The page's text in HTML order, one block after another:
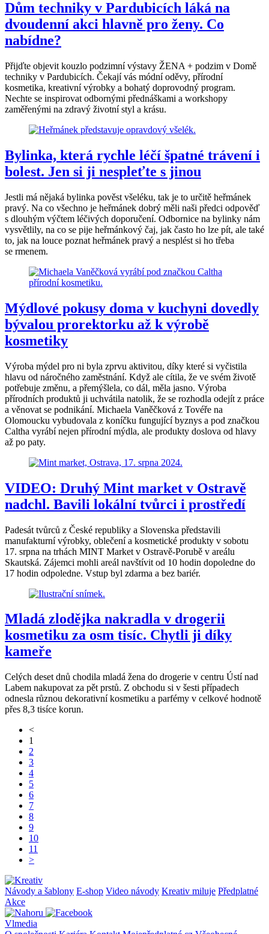
Dům techniky v Pardubicích láká na
dvoudenní akci hlavně pro ženy. Co
nabídne?
Přijďte objevit kouzlo podzimní výstavy ŽENA + podzim v Domě
techniky v Pardubicích. Čekají vás módní oděvy, přírodní
kosmetika, kreativní výrobky a bohatý doprovodný program.
Nechte se inspirovat odbornými přednáškami a workshopy
zaměřenými na zdravý životní styl a krásu.
Bylinka, která rychle léčí špatné trávení i
bolest. Jen si ji nespleťte s jinou
Jestli má nějaká bylinka pověst všeléku, tak je to určitě heřmánek
pravý. Na co všechno je heřmánek dobrý měli naši předci odpověď
s dlouhým výčtem léčivých doporučení. Odbornice na bylinky nám
vysvětlily, na co se pije heřmánkový čaj, jak často ho lze pít, ale také
to, jak na louce poznat heřmánek pravý a nesplést si ho třeba
se rmenem.
Mýdlové pokusy doma v kuchyni dovedly
bývalou prorektorku až k výrobě
kosmetiky
Výroba mýdel pro ni byla zprvu aktivitou, díky které si vyčistila
hlavu od náročného zaměstnání. Když ale cítila, že ve svém životě
potřebuje změnu, a přemýšlela, co dál, měla jasno. Výroba
přírodních produktů ji uchvátila natolik, že se rozhodla odejít z práce
a věnovat se podnikání. Michaela Vaněčková z Tovéře na
Olomoucku vybudovala z koníčku fungující byznys a pod značkou
Caltha vyrábí nejen přírodní mýdla, ale produkty doslova od hlavy
až po paty.
VIDEO: Druhý Mint market v Ostravě
nadchl. Bavili lokální tvůrci i prostředí
Padesát tvůrců z České republiky a Slovenska představili
manufakturní výrobky, oblečení a kosmetické produkty v sobotu
17. srpna na trhách MINT Market v Ostravě-Porubě v areálu
Skautská. Zájemci mohli areál navštívit od 10 hodin dopoledne do
17 hodin odpoledne. Vstup byl zdarma a bez bariér.
Mladá zlodějka nakradla v drogerii
kosmetiku za osm tisíc. Chytli ji díky
kameře
Celých deset dnů chodila mladá žena do drogerie v centru Ústí nad
Labem nakupovat za pět prstů. Z obchodu si v šesti případech
odnesla různou dekorativní kosmetiku a parfémy v celkové hodnotě
přes 8,3 tisíce korun.
<
1
2
3
4
5
6
7
8
9
10
11
>
Návody a šablony E-shop Video návody Kreativ miluje Předplatné
Akce
Vlmedia